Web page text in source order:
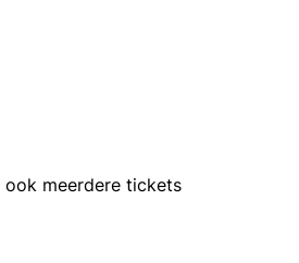
meerdere tickets